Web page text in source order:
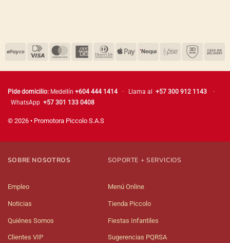
Pide domicilio: Medellín +604 444 1414 · Llama al +57 300 912 1143
·
WhatsApp +57 301 133 0408
© 2026 • Promotora Piccolo S.A.S
SOBRE NOSOTROS
Empleo
Noticias
Quiénes Somos
Clientes VIP
SOPORTE + SERVICIOS
Menú Online
Tienda Piccolo
Fiestas Infantiles
Sugerencias PQRSA